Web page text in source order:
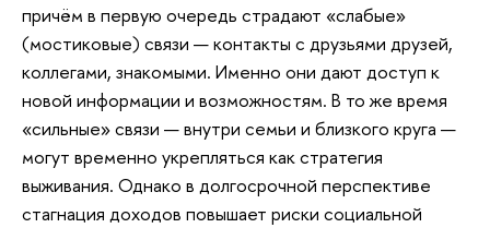
причём в первую очередь страдают «слабые»
(мостиковые) связи — контакты с друзьями друзей,
коллегами, знакомыми. Именно они дают доступ к
новой информации и возможностям. В то же время
«сильные» связи — внутри семьи и близкого круга —
могут временно укрепляться как стратегия
выживания. Однако в долгосрочной перспективе
стагнация доходов повышает риски социальной